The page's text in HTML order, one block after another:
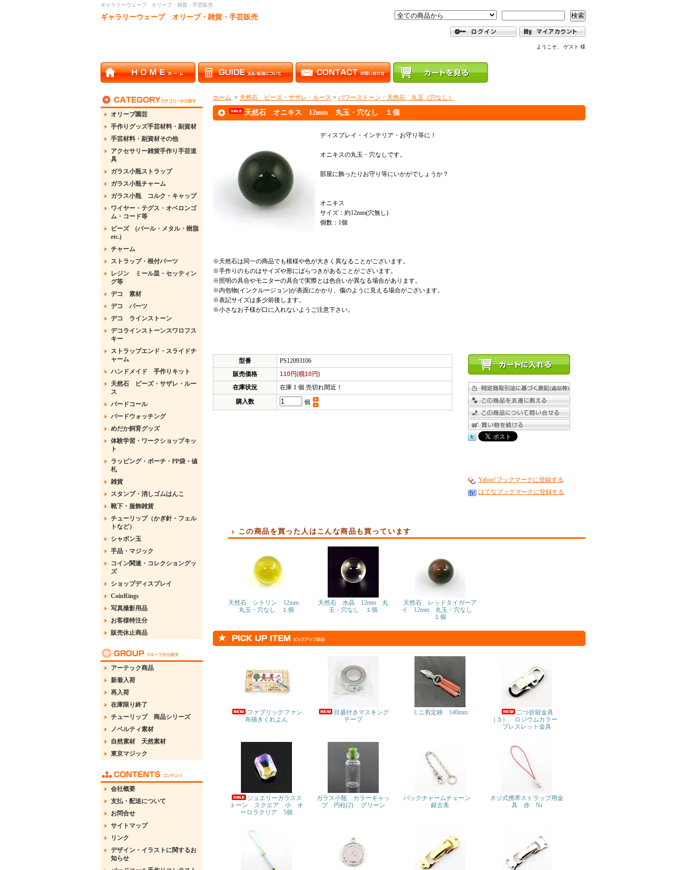
ギャラリーウェーブ オリーブ・雑貨・手芸販売
ギャラリーウェーブ オリーブ・雑貨・手芸販売 検索
ようこそ、 ゲスト 様
オリーブ園芸
手作りグッズ手芸材料・副資材
手芸材料・副資材その他
アクセサリー雑貨手作り手芸道
具
ガラス小瓶ストラップ
ガラス小瓶チャーム
ガラス小瓶 コルク・キャップ
ワイヤー・テグス・オベロンゴ
ム・コード等
ビーズ (パール・メタル・樹脂
etc.)
チャーム
ストラップ・根付パーツ
レジン ミール皿・セッティン
グ等
デコ 素材
デコ パーツ
デコ ラインストーン
デコラインストーンスワロフス
キー
ストラップエンド・スライドチ
ャーム
ハンドメイド 手作りキット
天然石 ビーズ・サザレ・ルー
ス
バードコール
バードウォッチング
めだか飼育グッズ
体験学習・ワークショップキッ
ト
ラッピング・ポーチ・PP袋・値
札
雑貨
スタンプ・消しゴムはんこ
靴下・服飾雑貨
チューリップ（かぎ針・フェル
トなど）
シャボン玉
手品・マジック
コイン関連・コレクショングッ
ズ
ショップディスプレイ
CoinRings
写真撮影用品
お客様特注分
販売休止商品
アーテック商品
新着入荷
再入荷
在庫限り終了
チューリップ 商品シリーズ
ノベルティ素材
自然素材 天然素材
東京マジック
会社概要
支払・配送について
お問合せ
サイトマップ
リンク
デザイン・イラストに関するお
知らせ
ホーム > 天然石 ビーズ・サザレ・ルース > パワーストーン・天然石 丸玉（穴なし）
天然石 オニキス 12mm 丸玉・穴なし １個
ディスプレイ・インテリア・お守り等に！
オニキスの丸玉・穴なしです。
部屋に飾ったりお守り等にいかがでしょうか？
オニキス
サイズ：約12mm(穴無し)
個数：1個
※天然石は同一の商品でも模様や色が大きく異なることがございます。
※手作りのものはサイズや形にばらつきがあることがございます。
※照明の具合やモニターの具合で実際とは色合いが異なる場合があります。
※内包物(インクルージョン)が表面にかかり、傷のように見える場合がございます。
※表記サイズは多少前後します。
※小さなお子様が口に入れないようご注意下さい。
型番
PS12093106
販売価格
110円(税10円)
在庫状況
在庫 1 個 売切れ間近！
購入数
個
Yahoo!ブックマークに登録する
はてなブックマークに登録する
この商品を買った人はこんな商品も買っています
天然石 シトリン 12mm
丸玉・穴なし １個
天然石 水晶 12mm 丸
玉・穴なし １個
天然石 レッドタイガーア
イ 12mm 丸玉・穴なし
１個
ファブリックファン
布描きくれよん
目盛付きマスキング
テープ
ミニ剪定鋏 140mm
二つ折留金具
（３） ロジウムカラー
ブレスレット金具
ジュエリーガラスス
トーン スクエア 小 オ
ーロラクリア 5個
ガラス小瓶 カラーキャッ
プ 円柱(2) グリーン
バックチャームチェーン
銀古美
ネジ式携帯ストラップ用金
具 赤 Ni